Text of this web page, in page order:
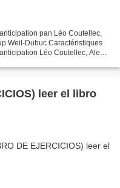
pan Léo Coutellec,
Weil-Dubuc Caractéristiques
Léo Coutellec, Alexia
leer el libro